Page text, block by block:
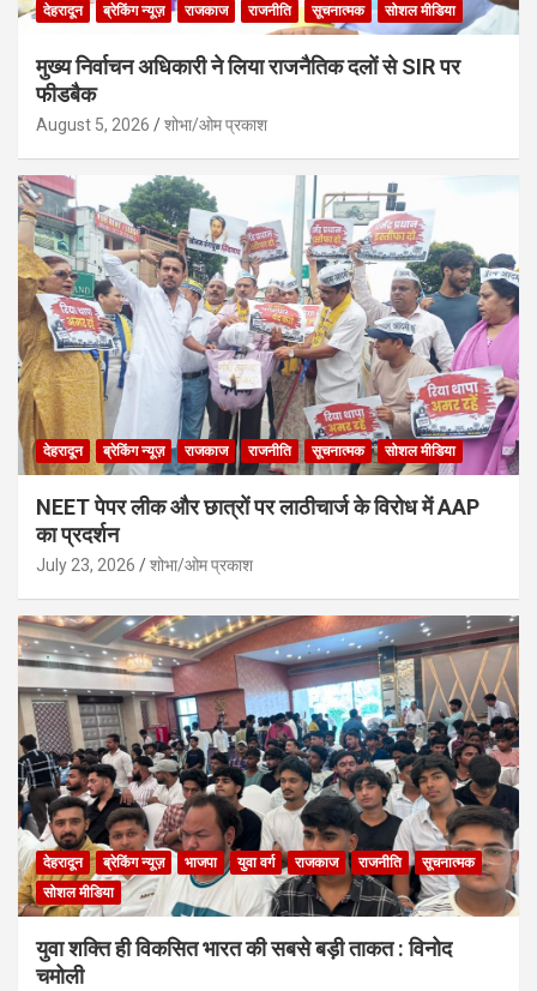
देहरादून ब्रेकिंग न्यूज़ राजकाज राजनीति सूचनात्मक सोशल मीडिया
मुख्य निर्वाचन अधिकारी ने लिया राजनैतिक दलों से SIR पर
फीडबैक
August 5, 2026 शोभा/ओम प्रकाश
देहरादून ब्रेकिंग न्यूज़ राजकाज राजनीति सूचनात्मक सोशल मीडिया
NEET पेपर लीक और छात्रों पर लाठीचार्ज के विरोध में AAP
का प्रदर्शन
July 23, 2026 शोभा/ओम प्रकाश
देहरादून ब्रेकिंग न्यूज़ भाजपा युवा वर्ग राजकाज राजनीति
सूचनात्मक
सोशल मीडिया
युवा शक्ति ही विकसित भारत की सबसे बड़ी ताकत : विनोद
चमोली